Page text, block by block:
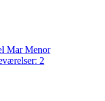
Mar Menor
2